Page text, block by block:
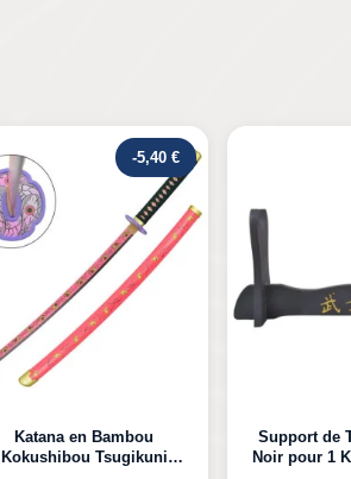
Support de Table en Bois
pour 1 Katana à Poser
Katana LED
Kyojuro